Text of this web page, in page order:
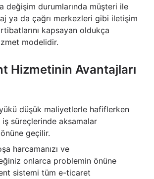
değişim durumlarında müşteri ile
ya da çağrı merkezleri gibi iletişim
kapsayan oldukça
modelidir.
Hizmetinin Avantajları
düşük maliyetlerle hafiflerken
iş süreçlerinde aksamalar
önüne geçilir.
harcamanızı ve
onlarca problemin önüne
sistemi tüm e-ticaret